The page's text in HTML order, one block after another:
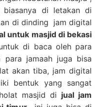
di letakan di
di dinding jam digital
untuk masjid di bekasi
di baca oleh para
para jamaah juga bisa
akan tiba, jam digital
bentuk yang sangat
masjid di jual jam